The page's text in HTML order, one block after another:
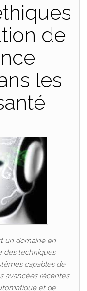
de
les
un domaine en
des techniques
capables de
avancées récentes
et de